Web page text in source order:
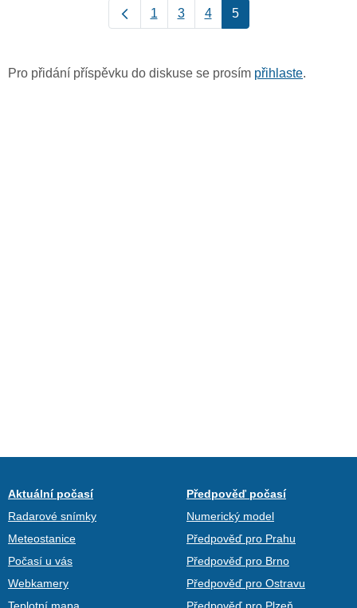
1 3 4 5
Pro přidání příspěvku do diskuse se prosím přihlaste.
Aktuální počasí
Radarové snímky
Meteostanice
Počasí u vás
Webkamery
Předpověď počasí
Numerický model
Předpověď pro Prahu
Předpověď pro Brno
Předpověď pro Ostravu